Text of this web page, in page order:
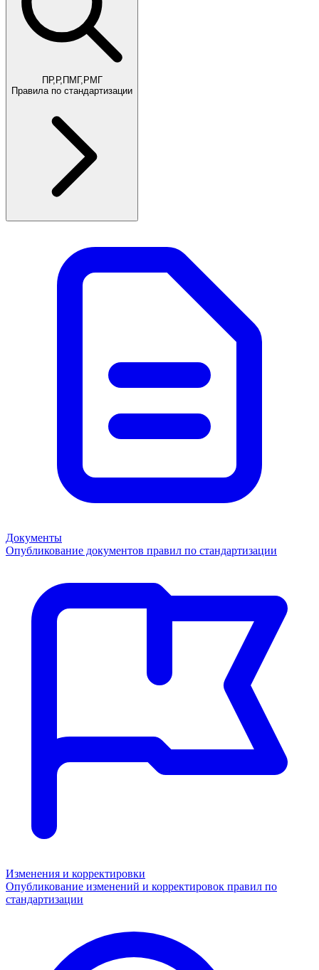
ПР,Р,ПМГ,РМГ
Правила по стандартизации
Документы
Опубликование документов правил по стандартизации
Изменения и корректировки
Опубликование изменений и корректировок правил по
стандартизации